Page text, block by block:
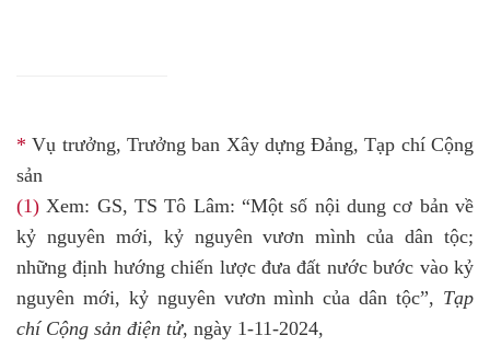
* Vụ trưởng, Trưởng ban Xây dựng Đảng, Tạp chí Cộng
sản
(1) Xem: GS, TS Tô Lâm: “Một số nội dung cơ bản về
kỷ nguyên mới, kỷ nguyên vươn mình của dân tộc;
những định hướng chiến lược đưa đất nước bước vào kỷ
nguyên mới, kỷ nguyên vươn mình của dân tộc”, Tạp
chí Cộng sản điện tử, ngày 1-11-2024,